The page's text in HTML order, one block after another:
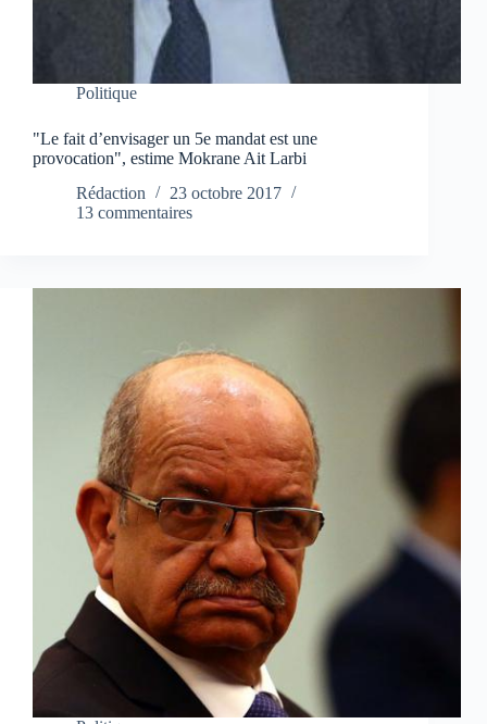
Politique
"Le fait d’envisager un 5e mandat est une
provocation", estime Mokrane Ait Larbi
Rédaction
23 octobre 2017
13 commentaires